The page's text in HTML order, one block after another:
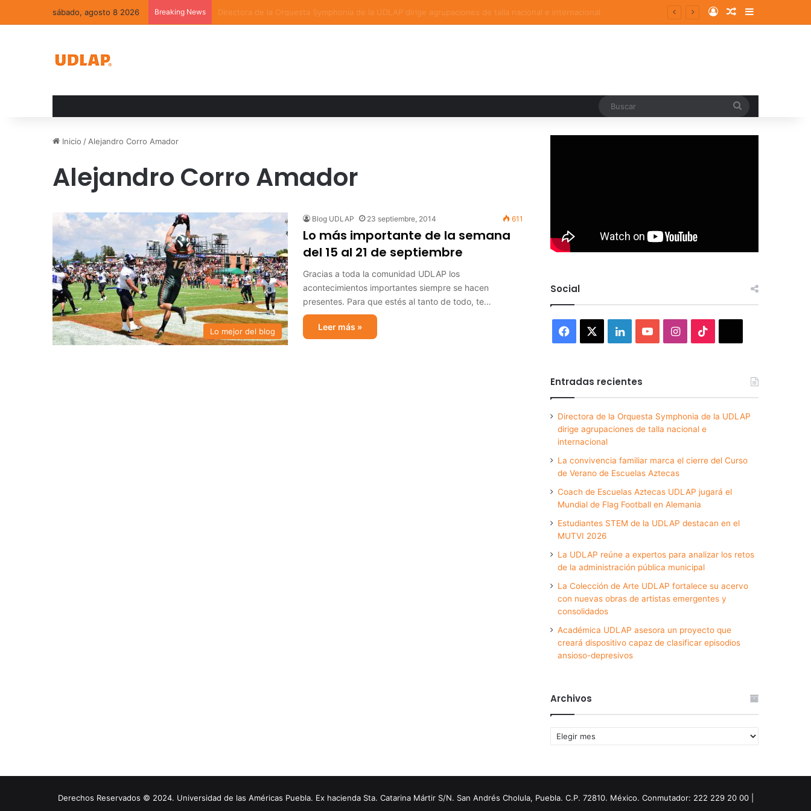
sábado, agosto 8 2026 Breaking News La convivencia familiar marca el cierre del Curso de Verano de Escuelas Aztecas Log InRandom Article
Sidebar
Inicio / Alejandro Corro Amador
Alejandro Corro Amador
Lo mejor del blog
Blog UDLAP 23 septiembre, 2014 611
Lo más importante de la semana
del 15 al 21 de septiembre
Gracias a toda la comunidad UDLAP los
acontecimientos importantes siempre se hacen
presentes. Para que estés al tanto de todo, te…
Leer más »
Social
Facebook LinkedInYouTubeInstagram
Entradas recientes
Directora de la Orquesta Symphonia de la UDLAP
dirige agrupaciones de talla nacional e
internacional
La convivencia familiar marca el cierre del Curso
de Verano de Escuelas Aztecas
Coach de Escuelas Aztecas UDLAP jugará el
Mundial de Flag Football en Alemania
Estudiantes STEM de la UDLAP destacan en el
MUTVI 2026
La UDLAP reúne a expertos para analizar los retos
de la administración pública municipal
La Colección de Arte UDLAP fortalece su acervo
con nuevas obras de artistas emergentes y
consolidados
Académica UDLAP asesora un proyecto que
creará dispositivo capaz de clasificar episodios
ansioso-depresivos
Archivos
Archivos
Derechos Reservados © 2024. Universidad de las Américas Puebla. Ex hacienda Sta. Catarina Mártir S/N. San Andrés Cholula, Puebla. C.P. 72810. México. Conmutador: 222 229 20 00 |